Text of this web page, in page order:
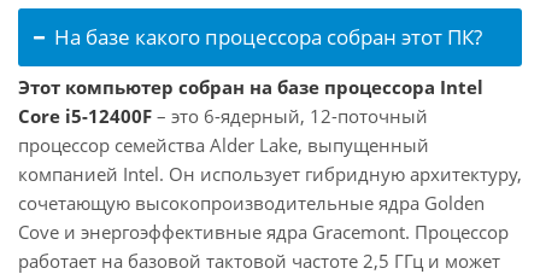
На базе какого процессора собран этот ПК?
Этот компьютер собран на базе процессора Intel
Core i5-12400F – это 6-ядерный, 12-поточный
процессор семейства Alder Lake, выпущенный
компанией Intel. Он использует гибридную архитектуру,
сочетающую высокопроизводительные ядра Golden
Cove и энергоэффективные ядра Gracemont. Процессор
работает на базовой тактовой частоте 2,5 ГГц и может